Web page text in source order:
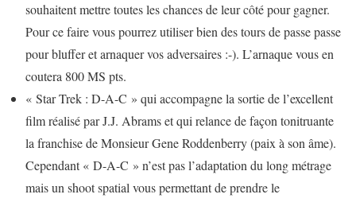
souhaitent mettre toutes les chances de leur côté pour gagner.
Pour ce faire vous pourrez utiliser bien des tours de passe passe
pour bluffer et arnaquer vos adversaires :-). L’arnaque vous en
coutera 800 MS pts.
« Star Trek : D-A-C » qui accompagne la sortie de l’excellent
film réalisé par J.J. Abrams et qui relance de façon tonitruante
la franchise de Monsieur Gene Roddenberry (paix à son âme).
Cependant « D-A-C » n’est pas l’adaptation du long métrage
mais un shoot spatial vous permettant de prendre le